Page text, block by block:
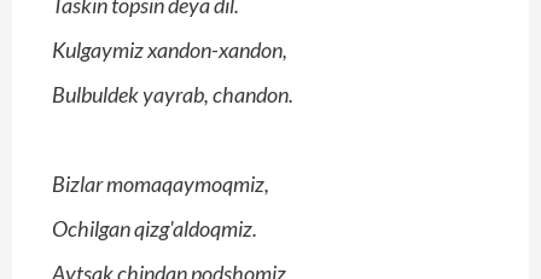
Taskin topsin deya dil.
Kulgaymiz xandon-xandon,
Bulbuldek yayrab, chandon.
Bizlar momaqaymoqmiz,
Ochilgan qizg'aldoqmiz.
Aytsak chindan podshomiz,